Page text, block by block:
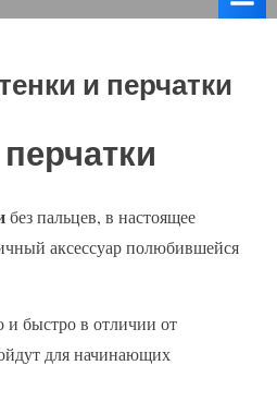
и перчатки
без пальцев, в настоящее
аксессуар полюбившейся
и быстро в отличии от
для начинающих